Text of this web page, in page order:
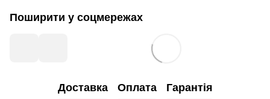
Поширити у соцмережах
Доставка Оплата Гарантія